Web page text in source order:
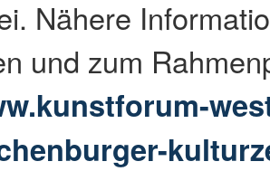
Nähere
und zum